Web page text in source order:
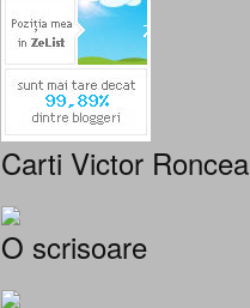
Carti Victor Roncea
O scrisoare